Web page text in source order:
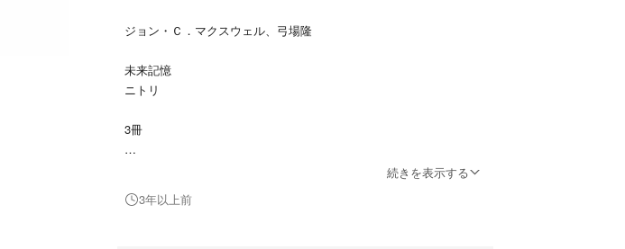
ジョン・Ｃ．マクスウェル、弓場隆
未来記憶
ニトリ
3冊
#エンタメ/ホビー
続きを表示する
3年以上前